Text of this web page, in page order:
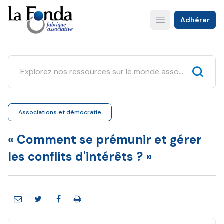
Aller
au
contenu
principal
Open main menu
Adhérer
Associations et démocratie
« Comment se prémunir et gérer
les conflits d'intérêts ? »